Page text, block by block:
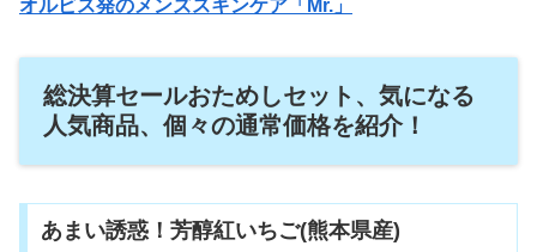
オルビス発のメンズスキンケア「Mr.」
総決算セールおためしセット、気になる
人気商品、個々の通常価格を紹介！
あまい誘惑！芳醇紅いちご(熊本県産)